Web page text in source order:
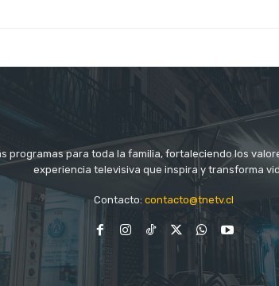
programas para toda la familia, fortaleciendo los
experiencia televisiva que inspira y transforma
Contacto: contacto@tnetv.cl